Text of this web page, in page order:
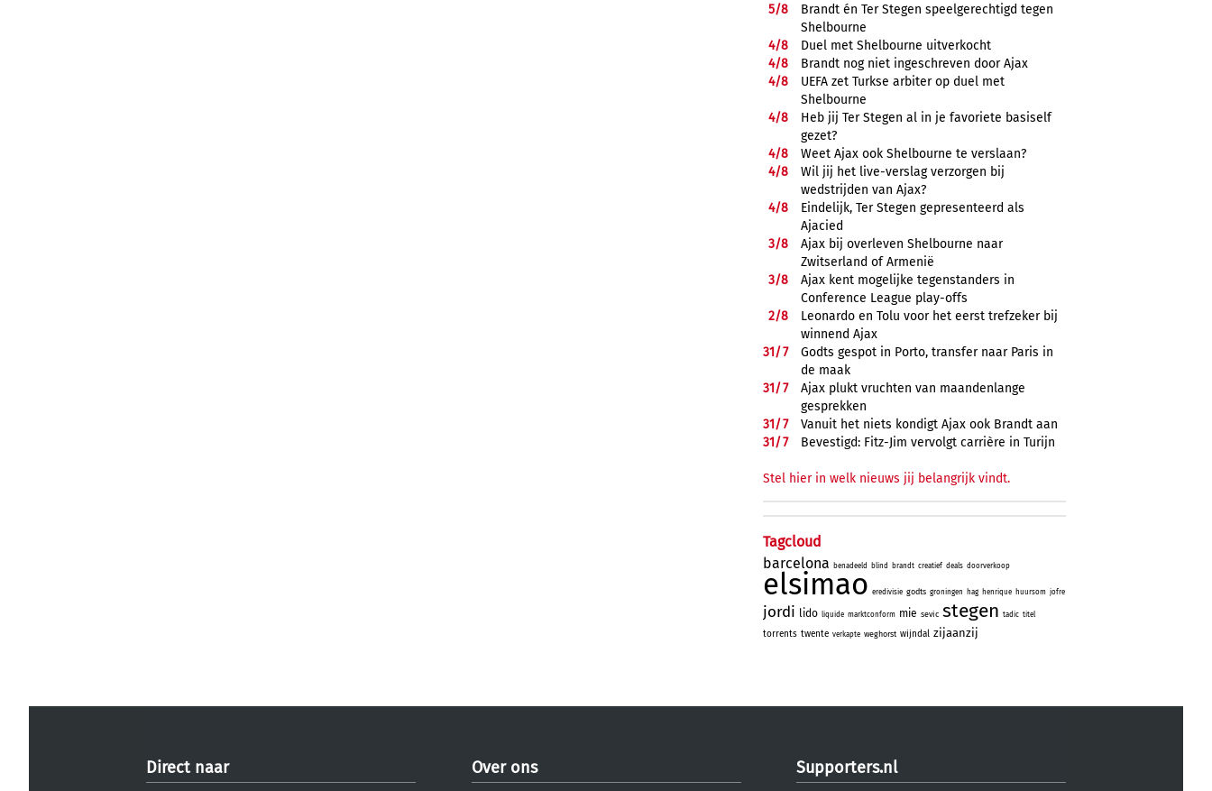
5/8
Brandt én Ter Stegen speelgerechtigd tegen
Shelbourne
4/8
Duel met Shelbourne uitverkocht
4/8
Brandt nog niet ingeschreven door Ajax
4/8
UEFA zet Turkse arbiter op duel met
Shelbourne
4/8
Heb jij Ter Stegen al in je favoriete basiself
gezet?
4/8
Weet Ajax ook Shelbourne te verslaan?
4/8
Wil jij het live-verslag verzorgen bij
wedstrijden van Ajax?
4/8
Eindelijk, Ter Stegen gepresenteerd als
Ajacied
3/8
Ajax bij overleven Shelbourne naar
Zwitserland of Armenië
3/8
Ajax kent mogelijke tegenstanders in
Conference League play-offs
2/8
Leonardo en Tolu voor het eerst trefzeker bij
winnend Ajax
31/7
Godts gespot in Porto, transfer naar Paris in
de maak
31/7
Ajax plukt vruchten van maandenlange
gesprekken
31/7
Vanuit het niets kondigt Ajax ook Brandt aan
31/7 Bevestigd: Fitz-Jim vervolgt carrière in Turijn
Stel hier in welk nieuws jij belangrijk vindt.
Tagcloud
barcelona
benadeeld blind brandt creatief deals doorverkoop
elsimao eredivisie godts groningen hag henrique huursom jofre
jordi lido liquide marktconform mie sevic stegen tadic titel
torrents twente verkapte weghorst wijndal zijaanzij
Direct naar Over ons Supporters.nl